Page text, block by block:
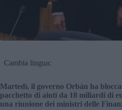
Cambia lingua:
Martedì, il governo Orbán ha
pacchetto di aiuti da 18 miliardi di
una riunione dei ministri delle